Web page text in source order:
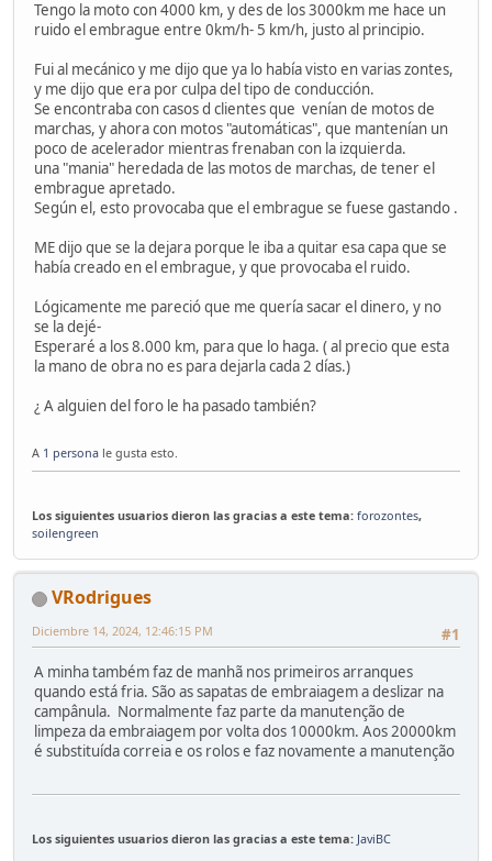
Tengo la moto con 4000 km, y des de los 3000km me hace un
ruido el embrague entre 0km/h- 5 km/h, justo al principio.
Fui al mecánico y me dijo que ya lo había visto en varias zontes,
y me dijo que era por culpa del tipo de conducción.
Se encontraba con casos d clientes que venían de motos de
marchas, y ahora con motos "automáticas", que mantenían un
poco de acelerador mientras frenaban con la izquierda.
una "mania" heredada de las motos de marchas, de tener el
embrague apretado.
Según el, esto provocaba que el embrague se fuese gastando .
ME dijo que se la dejara porque le iba a quitar esa capa que se
había creado en el embrague, y que provocaba el ruido.
Lógicamente me pareció que me quería sacar el dinero, y no
se la dejé-
Esperaré a los 8.000 km, para que lo haga. ( al precio que esta
la mano de obra no es para dejarla cada 2 días.)
¿ A alguien del foro le ha pasado también?
A 1 persona le gusta esto.
Los siguientes usuarios dieron las gracias a este tema: forozontes,
soilengreen
VRodrigues
#1
Diciembre 14, 2024, 12:46:15 PM
A minha também faz de manhã nos primeiros arranques
quando está fria. São as sapatas de embraiagem a deslizar na
campânula. Normalmente faz parte da manutenção de
limpeza da embraiagem por volta dos 10000km. Aos 20000km
é substituída correia e os rolos e faz novamente a manutenção
Los siguientes usuarios dieron las gracias a este tema: JaviBC